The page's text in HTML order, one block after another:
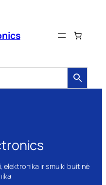
elektronika ir smulki buitinė